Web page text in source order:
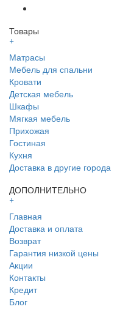
Товары
+
Матрасы
Мебель для спальни
Кровати
Детская мебель
Шкафы
Мягкая мебель
Прихожая
Гостиная
Кухня
Доставка в другие города
ДОПОЛНИТЕЛЬНО
+
Главная
Доставка и оплата
Возврат
Гарантия низкой цены
Акции
Контакты
Кредит
Блог